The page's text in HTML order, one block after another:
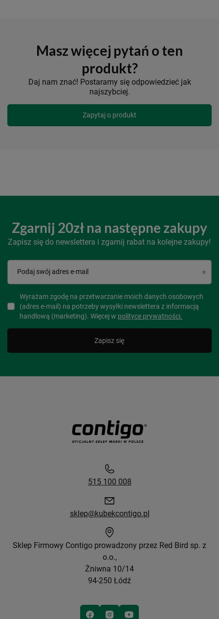
Masz więcej pytań o ten
produkt?
Daj nam znać! Postaramy się odpowiedzieć jak
najszybciej.
Zapytaj o produkt
Zgarnij 20zł na następne zakupy
Zapisz się do newslettera i zgarnij rabat na kolejne zakupy!
Podaj swój adres e-mail
Wyrażam zgodę na przetwarzanie moich danych osobowych
(adres e-mail) na potrzeby wysyłki newslettera z informacją
handlową (marketing). Więcej w polityce prywatności.
Zapisz się
515 100 008
sklep@kubekcontigo.pl
Sklep Firmowy Contigo prowadzony przez Red Bird sp. z
o.o.,
Żniwna 10/14
94-250 Łódź